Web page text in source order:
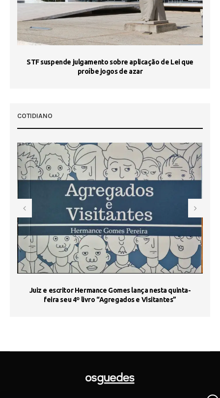
STF suspende julgamento sobre aplicação de Lei que
proíbe jogos de azar
COTIDIANO
Juiz e escritor Hermance Gomes lança nesta quinta-
feira seu 4º livro “Agregados e Visitantes”